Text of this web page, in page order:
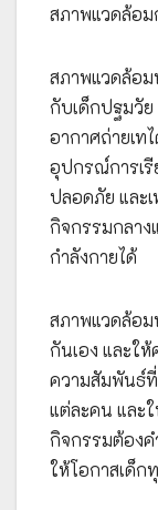
สภาพแวดล้อม
สภาพแวดล้อม
กับเด็กปฐมวัย
อากาศถ่ายเท
อุปกรณ์การเ
ปลอดภัย และ
กิจกรรมกลาง
กำลังกายได้
สภาพแวดล้อ
กันเอง และใ
ความสัมพันธ์ที่
แต่ละคน และ
กิจกรรมต้อง
ให้โอกาสเด็